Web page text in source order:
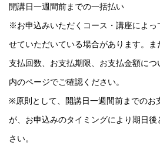
開講日一週間前までの一括払い
※お申込みいただくコース・講座によっ
せていただいている場合があります。
支払回数、お支払期限、お支払金額に
内のページでご確認ください。
※原則として、開講日一週間前までのお
が、お申込みのタイミングにより期日
さい。